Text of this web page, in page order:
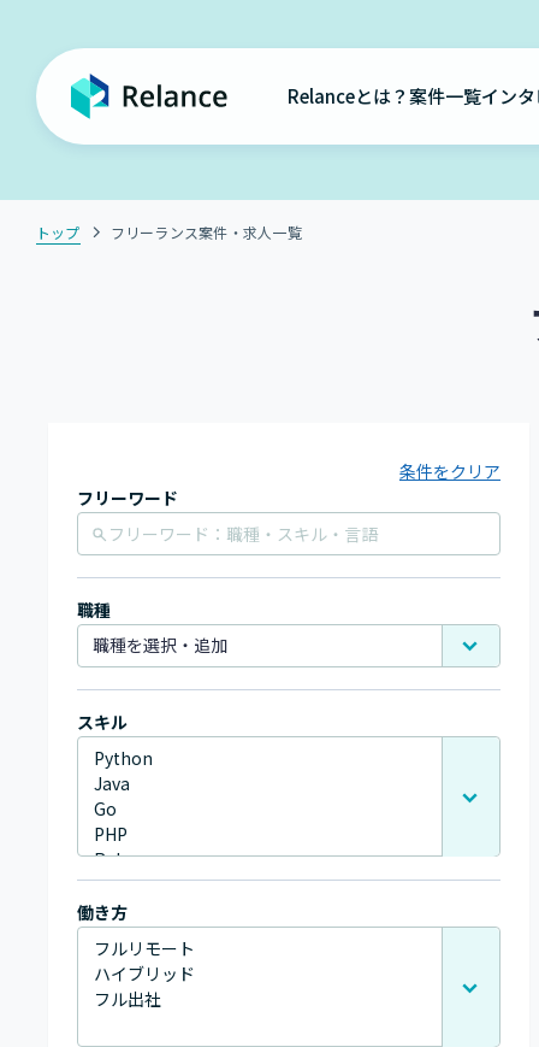
Relanceとは？案件一覧イン
トップ フリーランス案件・求人一覧
フリーワード
職種
スキル
働き方
条件をクリア